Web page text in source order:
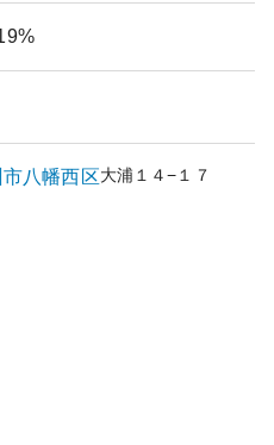
%
八幡西区大浦 １４−１７